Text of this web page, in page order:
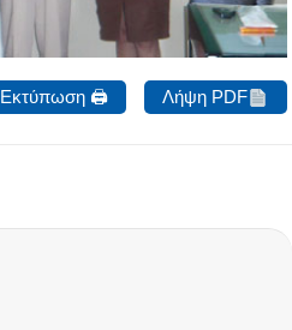
Εκτύπωση 🖨 Λήψη PDF